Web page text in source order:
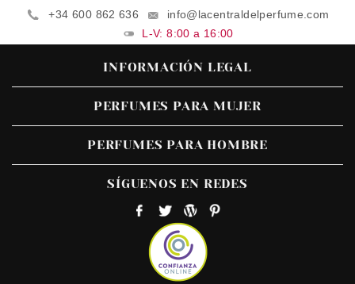
+34 600 862 636
info@lacentraldelperfume.com
L-V: 8:00 a 16:00
INFORMACIÓN LEGAL
PERFUMES PARA MUJER
PERFUMES PARA HOMBRE
SÍGUENOS EN REDES